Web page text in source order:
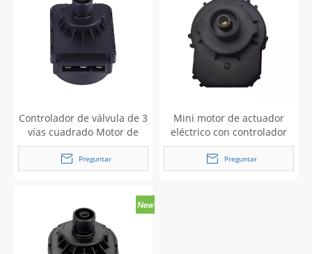
Controlador de válvula de 3
vías cuadrado Motor de
actuador eléctrico para
calentador de agua
montada en la pared
Preguntar
Mini motor de actuador
eléctrico con controlador
de válvula de 3 vías
redondo para calentador
de agua montado en la
Preguntar